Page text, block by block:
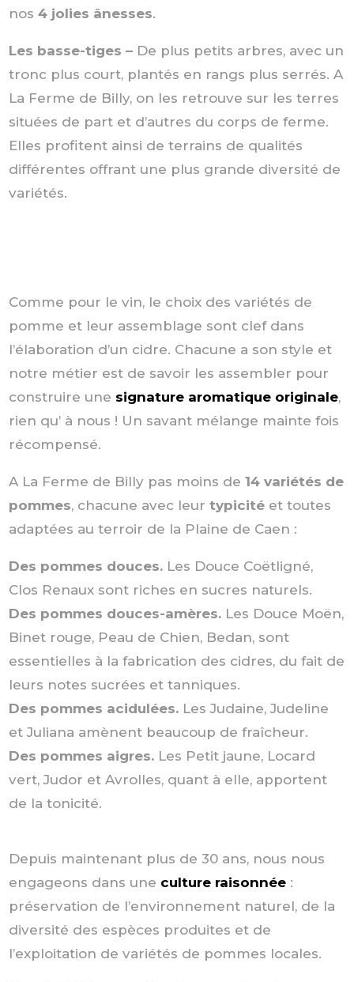
nos4 jolies ânesses.
Les basse-tiges – De plus petits arbres, avec un
tronc plus court, plantés en rangs plus serrés. A
La Ferme de Billy, on les retrouve sur les terres
situées de part et d’autres du corps de ferme.
Elles profitent ainsi de terrains de qualités
différentes offrant une plus grande diversité de
variétés.
Comme pour le vin, le choix des variétés de
pomme et leur assemblage sont clef dans
l’élaboration d’un cidre. Chacune a son style et
notre métier est de savoir les assembler pour
construire une signature aromatique originale,
rien qu’ à nous ! Un savant mélange mainte fois
récompensé.
A La Ferme de Billy pas moins de14 variétés de
pommes, chacune avec leurtypicité et toutes
adaptées au terroir de la Plaine de Caen :
Des pommes douces. Les Douce Coëtligné,
Clos Renaux sont riches en sucres naturels.
Des pommes douces-amères. Les Douce Moën,
Binet rouge, Peau de Chien, Bedan, sont
essentielles à la fabrication des cidres, du fait de
leurs notes sucrées et tanniques.
Des pommes acidulées. Les Judaine, Judeline
et Juliana amènent beaucoup de fraîcheur.
Des pommes aigres. Les Petit jaune, Locard
vert, Judor et Avrolles, quant à elle, apportent
de la tonicité.
Depuis maintenant plus de 30 ans, nous nous
engageons dans une culture raisonnée :
préservation de l’environnement naturel, de la
diversité des espèces produites et de
l’exploitation de variétés de pommes locales.